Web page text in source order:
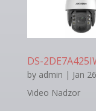
DS-
by admin | Jan
Video Nadzor